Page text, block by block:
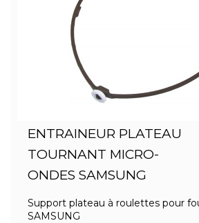
ENTRAINEUR PLATEAU
TOURNANT MICRO-
ONDES SAMSUNG
Support plateau à roulettes pour
SAMSUNG